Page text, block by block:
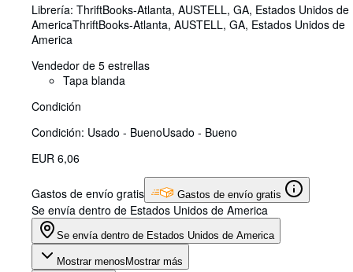
Librería: ThriftBooks-Atlanta, AUSTELL, GA, Estados Unidos de
AmericaThriftBooks-Atlanta, AUSTELL, GA, Estados Unidos de
America
Vendedor de 5 estrellas
Tapa blanda
Condición
Condición: Usado - BuenoUsado - Bueno
EUR 6,06
Gastos de envío gratis Gastos de envío gratis
Se envía dentro de Estados Unidos de America
Se envía dentro de Estados Unidos de America
Mostrar menosMostrar más